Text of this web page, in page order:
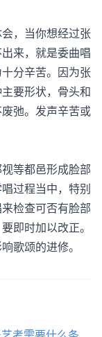
，当你想经过张
来，就是委曲唱
分辛苦。因为张
要形状，骨头和
弛。发声辛苦或
等都邑形成脸部
过程当中，特别
检查可否有脸部
即时加以改正。
歌颂的进修。